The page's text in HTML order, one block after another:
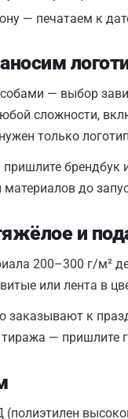
— печатаем к
— выбор
сложности,
только
брендбук
до
и
200–300 г/м²
или лента в
заказывают к
—